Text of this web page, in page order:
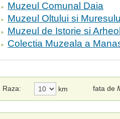
Muzeul Comunal Daia
Muzeul Oltului si
Muzeul de Istorie si
Colectia Muzeala a
Raza: km fata de